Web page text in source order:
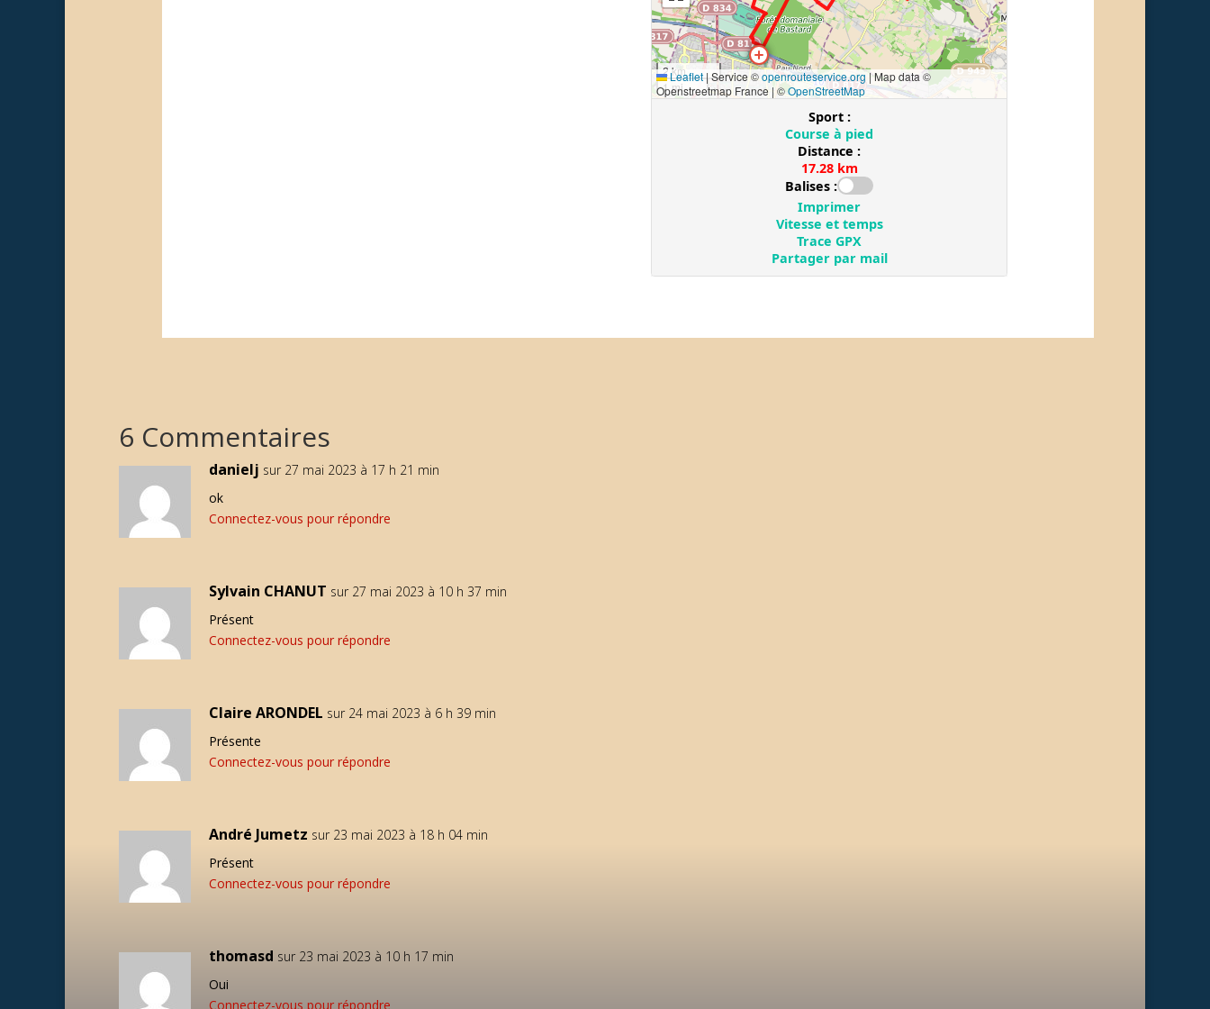
6 Commentaires
danielj sur 27 mai 2023 à 17 h 21 min
ok
Connectez-vous pour répondre
Sylvain CHANUT sur 27 mai 2023 à 10 h 37 min
Présent
Connectez-vous pour répondre
Claire ARONDEL sur 24 mai 2023 à 6 h 39 min
Présente
Connectez-vous pour répondre
André Jumetz sur 23 mai 2023 à 18 h 04 min
Présent
Connectez-vous pour répondre
thomasd sur 23 mai 2023 à 10 h 17 min
Oui
Connectez-vous pour répondre